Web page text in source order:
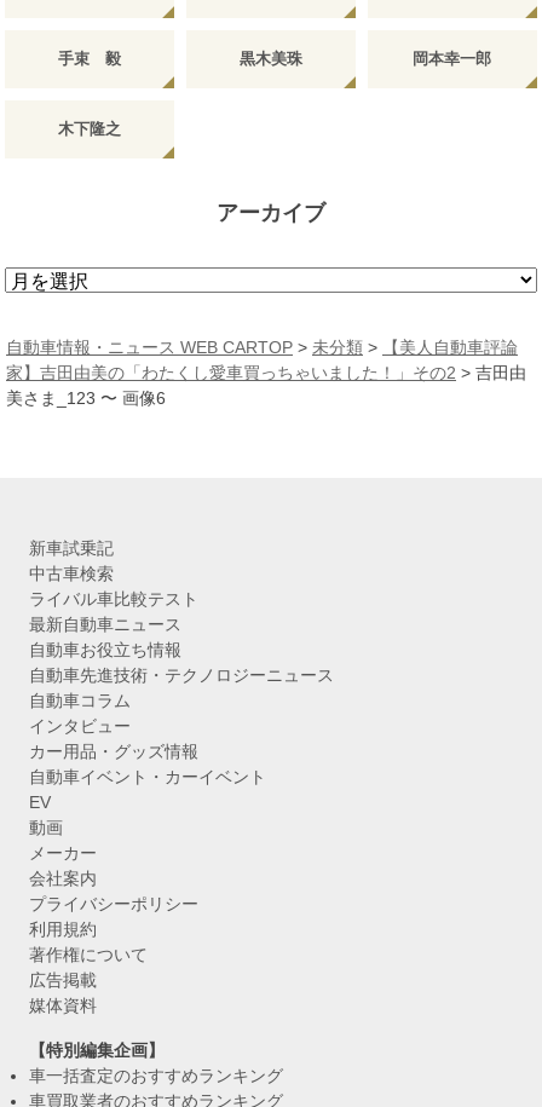
手束 毅 黒木美珠 岡本幸一郎
木下隆之
アーカイブ
ア
カ
イ
ブ
自動車情報・ニュース WEB CARTOP > 未分類 >
【美人自動車評論
家】吉田由美の「わたくし愛車買っちゃいました！」その2 > 吉田由
美さま_123 〜 画像6
新車試乗記
中古車検索
ライバル車比較テスト
最新自動車ニュース
自動車お役立ち情報
自動車先進技術・テクノロジーニュース
自動車コラム
インタビュー
カー用品・グッズ情報
自動車イベント・カーイベント
EV
動画
メーカー
会社案内
プライバシーポリシー
利用規約
著作権について
広告掲載
媒体資料
【特別編集企画】
車一括査定のおすすめランキング
車買取業者のおすすめランキング